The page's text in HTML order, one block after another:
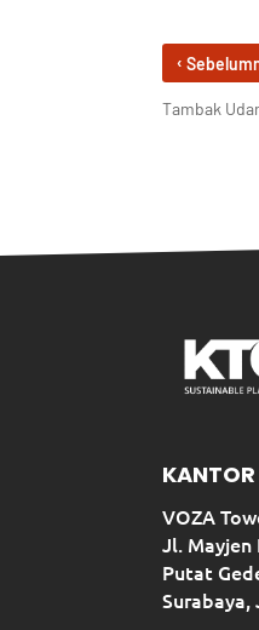
‹
Tambak
KANTOR
VOZA
Jl. Mayjen
Putat
Surabaya,